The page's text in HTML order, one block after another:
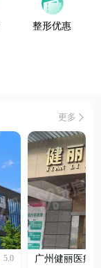
整形优惠
更多
5.0 广州健丽医疗